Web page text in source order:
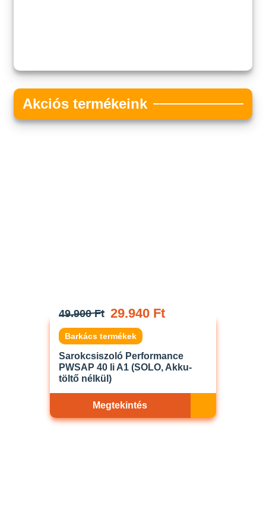
Akciós termékeink
49.900 Ft 29.940 Ft
Barkács termékek
Sarokcsiszoló Performance
PWSAP 40 li A1 (SOLO, Akku-
töltő nélkül)
Megtekintés